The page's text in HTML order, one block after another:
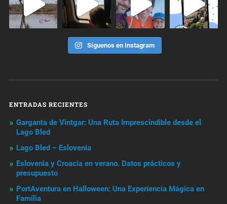
Síguenos en Instagram
ENTRADAS RECIENTES
Garganta de Vintgar: Una Ruta Imprescindible desde el
Lago Bled
Lago Bled – Eslovenia
Eslovenia y Croacia en verano. Datos prácticos y
presupuesto
PortAventura en Halloween: Una Experiencia Mágica en
Familia